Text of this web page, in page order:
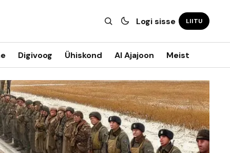
Logi sisse LIITU
Digivoog Ühiskond AI Ajajoon Meist